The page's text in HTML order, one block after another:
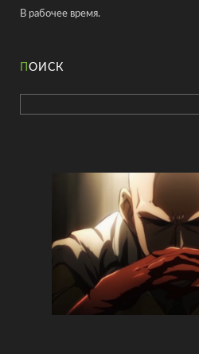
В рабочее время.
ПОИСК